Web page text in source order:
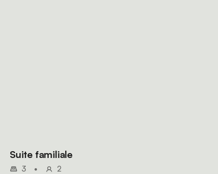
Suite familiale
3 •
2